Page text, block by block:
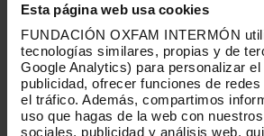
Esta página web usa cookies
FUNDACIÓN OXFAM INTERMÓN
tecnologías similares, propias y de
Google Analytics) para personalizar
publicidad, ofrecer funciones de
el tráfico. Además, compartimos
uso que hagas de la web con
sociales, publicidad y análisis web,